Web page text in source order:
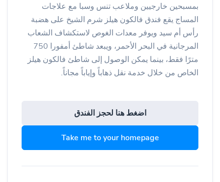
بمسبحين خارجيين وملاعب تنس وسبا مع علاجات
المساج يقع فندق فالكون هيلز شرم الشيخ على هضبة
رأس أم سيد ويوفر معدات الغوص لاستكشاف الشعاب
المرجانية في البحر الأحمر، ويبعد شاطئ أمفورا 750
مترًا فقط، بينما يمكن الوصول إلى شاطئ فالكون هيلز
الخاص من خلال خدمة نقل ذهاباً وإياباً مجاناً.
اضغط هنا لحجز الفندق
Take me to your homepage